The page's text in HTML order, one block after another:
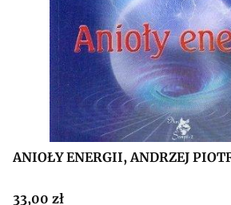
ANIOŁY ENERGII, ANDRZEJ
Cena
33,00 zł